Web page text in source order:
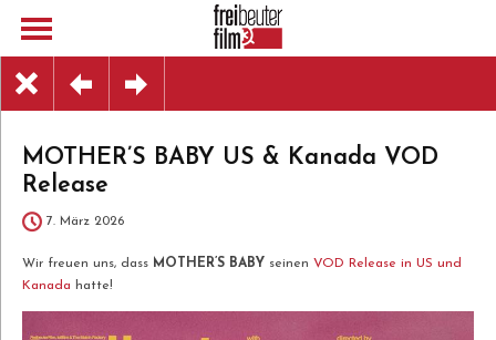
MOTHER’S BABY US & Kanada VOD
Release
7. März 2026
Wir freuen uns, dass MOTHER’S BABY seinen VOD Release in US und
Kanada hatte!